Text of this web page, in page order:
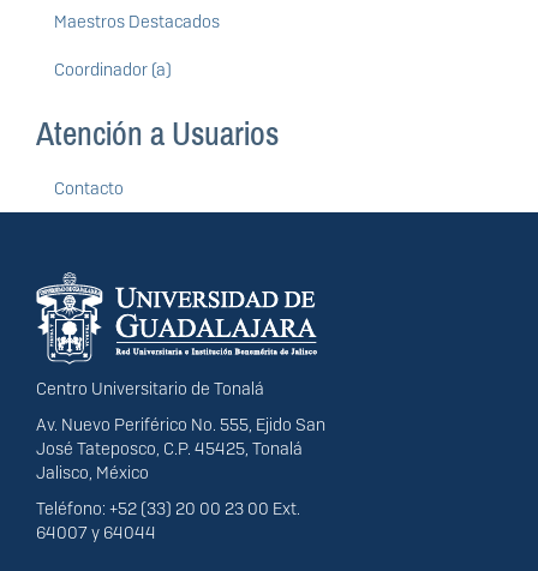
Maestros Destacados
Coordinador (a)
Atención a Usuarios
Contacto
Información del
portal
Centro Universitario de Tonalá
Av. Nuevo Periférico No. 555, Ejido San
José Tateposco, C.P. 45425, Tonalá
Jalisco, México
Teléfono: +52 (33) 20 00 23 00 Ext.
64007 y 64044